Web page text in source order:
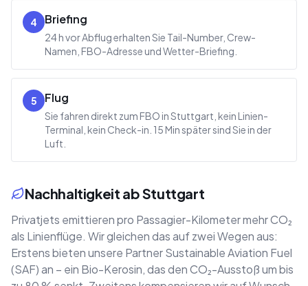
4 Briefing
24 h vor Abflug erhalten Sie Tail-Number, Crew-
Namen, FBO-Adresse und Wetter-Briefing.
5 Flug
Sie fahren direkt zum FBO in Stuttgart, kein Linien-
Terminal, kein Check-in. 15 Min später sind Sie in der
Luft.
Nachhaltigkeit ab Stuttgart
Privatjets emittieren pro Passagier-Kilometer mehr CO₂
als Linienflüge. Wir gleichen das auf zwei Wegen aus:
Erstens bieten unsere Partner Sustainable Aviation Fuel
(SAF) an – ein Bio-Kerosin, das den CO₂-Ausstoß um bis